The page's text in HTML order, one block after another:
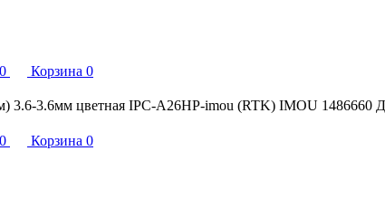
0 Корзина 0
3.6-3.6мм цветная IPC-A26HP-imou (RTK) IMOU 1486660
0 Корзина 0